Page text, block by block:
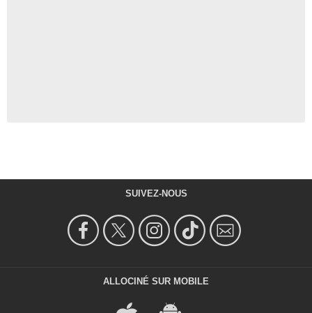
SUIVEZ-NOUS
ALLOCINÉ SUR MOBILE